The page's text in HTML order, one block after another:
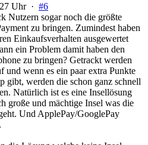
Uhr · #6
Nutzern sogar noch die größte
zu bringen. Zumindest haben
Einkaufsverhalten ausgewertet
ein Problem damit haben den
zu bringen? Getrackt werden
und wenn es ein paar extra Punkte
gibt, werden die schon ganz schnell
Natürlich ist es eine Insellösung
große und mächtige Insel was die
Und ApplePay/GooglePay